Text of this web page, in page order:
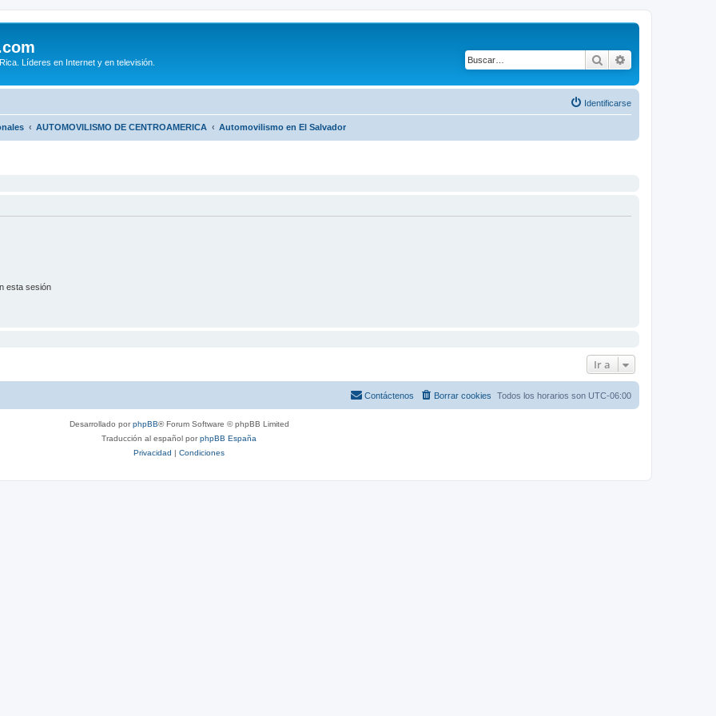
Líderes en Internet y en televisión. Buscar
Identificarse
AUTOMOVILISMO DE CENTROAMERICA Automovilismo en El Salvador
esta sesión
Ir a
Todos los horarios son UTC-06:00
Borrar cookies
Contáctenos
Desarrollado porphpBB® Forum Software © phpBB Limited
Traducción al español porphpBB España
Privacidad | Condiciones